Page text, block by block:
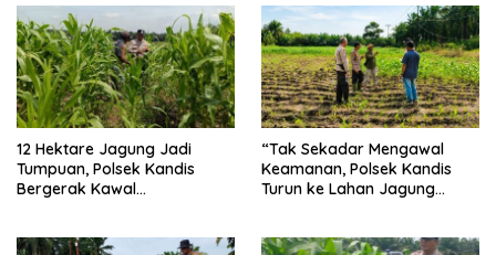
12 Hektare Jagung Jadi
Tumpuan, Polsek Kandis
Bergerak Kawal
“Tak Sekadar Mengawal
Keamanan, Polsek Kandis
Turun ke Lahan Jagung